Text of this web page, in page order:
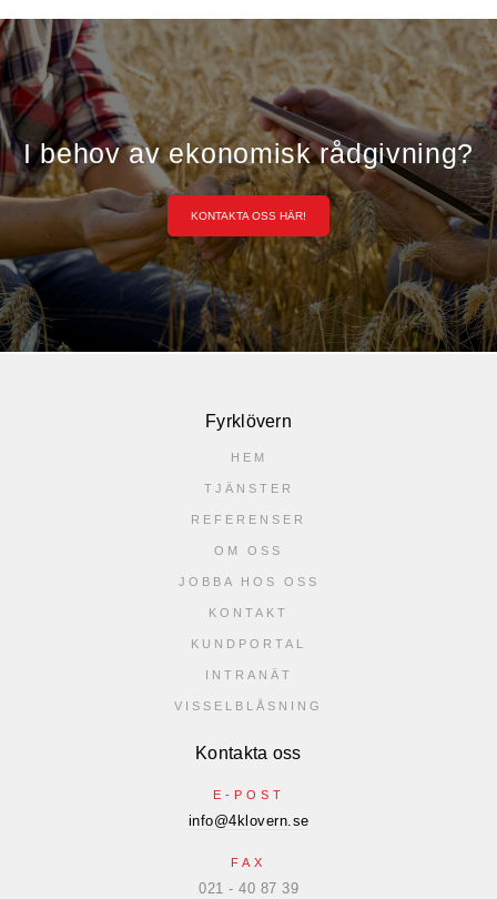
I behov av ekonomisk rådgivning?
KONTAKTA OSS HÄR!
Fyrklövern
HEM
TJÄNSTER
REFERENSER
OM OSS
JOBBA HOS OSS
KONTAKT
KUNDPORTAL
INTRANÄT
VISSELBLÅSNING
Kontakta oss
E-POST
info@4klovern.se
FAX
021 - 40 87 39